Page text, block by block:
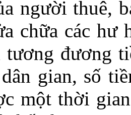
người thuê,
chữa các hư
tương đương
gian, số
một thời